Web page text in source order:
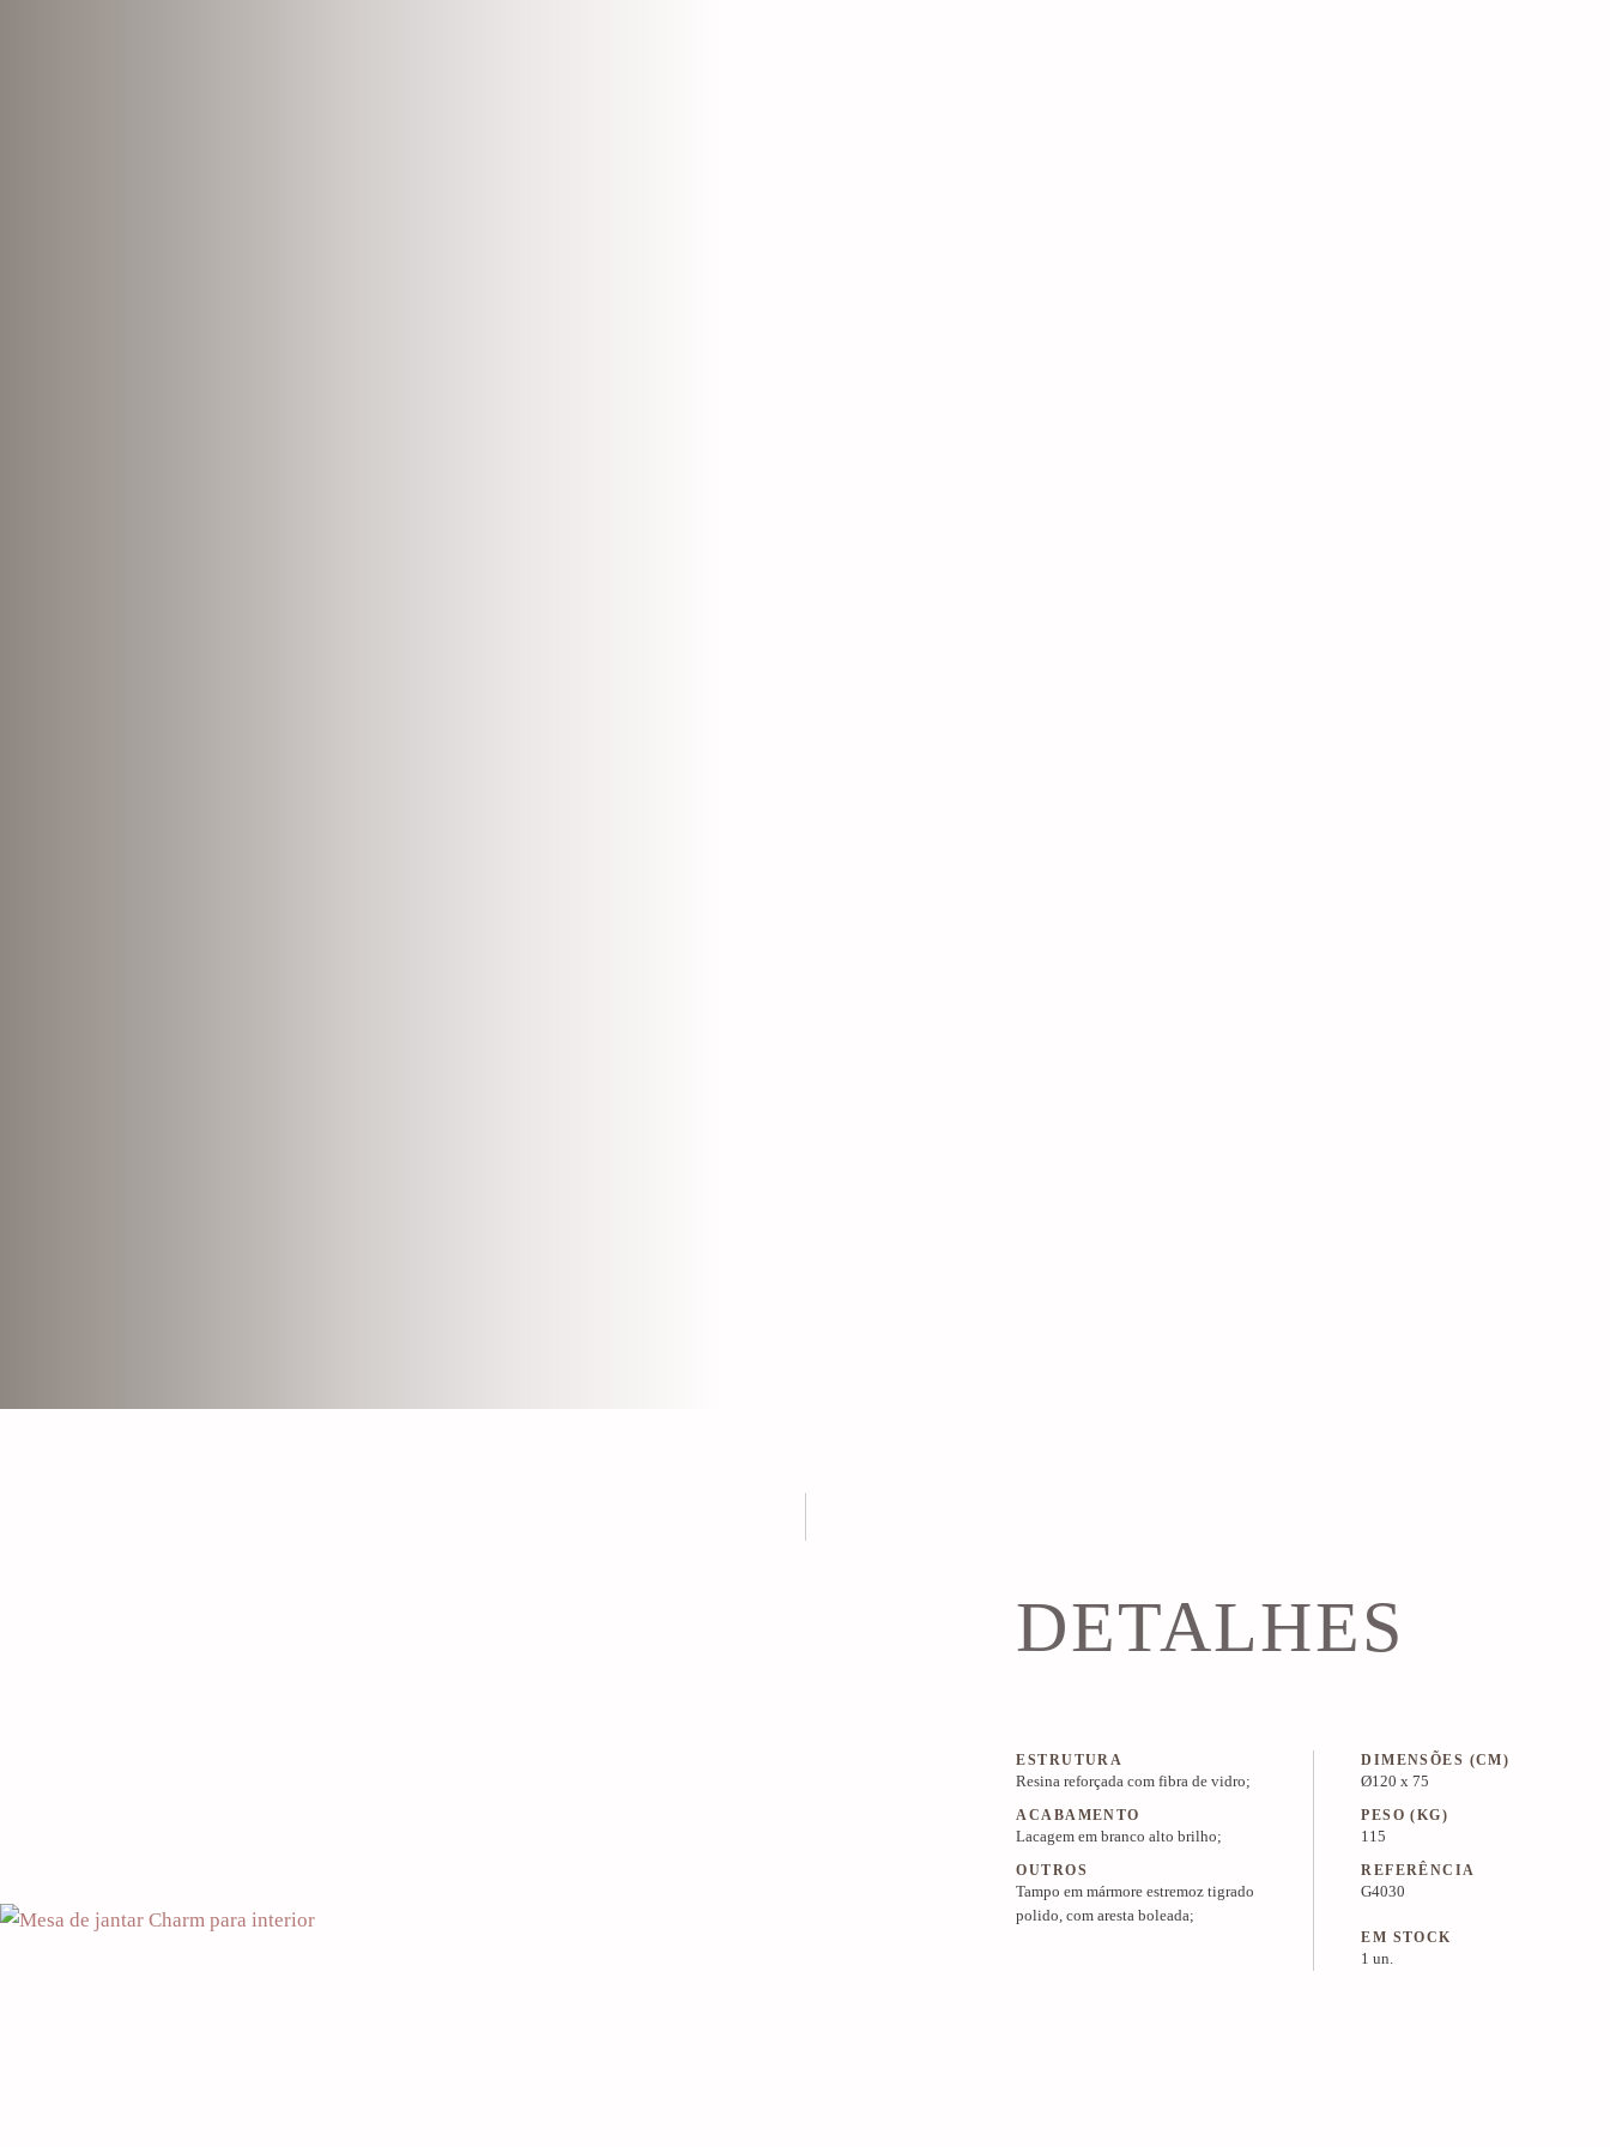
DETALHES
ESTRUTURA
Resina reforçada com fibra de vidro;
ACABAMENTO
Lacagem em branco alto brilho;
OUTROS
Tampo em mármore estremoz tigrado
polido, com aresta boleada;
DIMENSÕES (CM)
Ø120 x 75
PESO (KG)
115
REFERÊNCIA
G4030
EM STOCK
1 un.